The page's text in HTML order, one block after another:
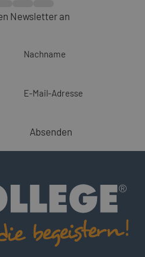
Newsletter an
Nachname
E-Mail-Adresse
Absenden